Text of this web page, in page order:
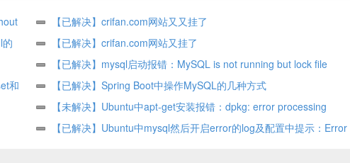
【已解决】crifan.com网站又又挂了
【已解决】crifan.com网站又挂了
【已解决】mysql启动报错：MySQL is not running but lock file
/var/lock/subsys/mysql FAILED
和
【已解决】Spring Boot中操作MySQL的几种方式
【未解决】Ubuntu中apt-get安装报错：dpkg: error processing
package mysql-server
【已解决】Ubuntu中mysql然后开启error的log及配置中提示：Error